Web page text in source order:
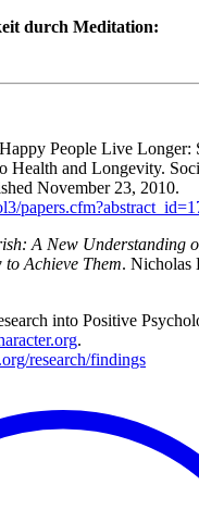
durch Meditation:
People Live Longer:
Health and Longevity.
November 23, 2010.
A New Understanding
Achieve Them. Nicholas
into Positive
.
research/findings